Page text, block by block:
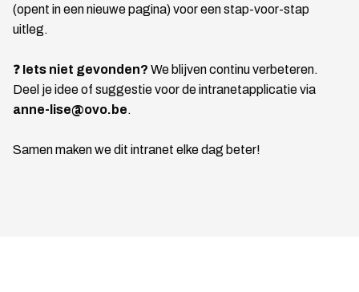
(opent in een nieuwe pagina) voor een stap-voor-stap
uitleg.
❓ Iets niet gevonden? We blijven continu verbeteren.
Deel je idee of suggestie voor de intranetapplicatie via
anne-lise@ovo.be.
Samen maken we dit intranet elke dag beter!